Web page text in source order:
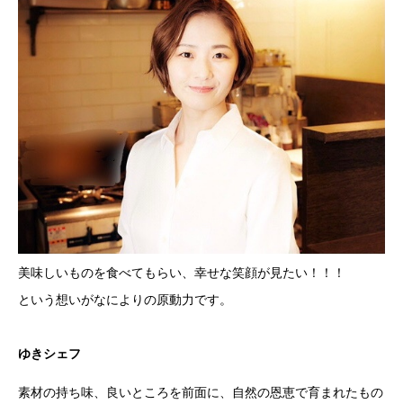
美味しいものを食べてもらい、幸せな笑顔が見たい！！！
という想いがなによりの原動力です。
ゆきシェフ
素材の持ち味、良いところを前面に、自然の恩恵で育まれたもの